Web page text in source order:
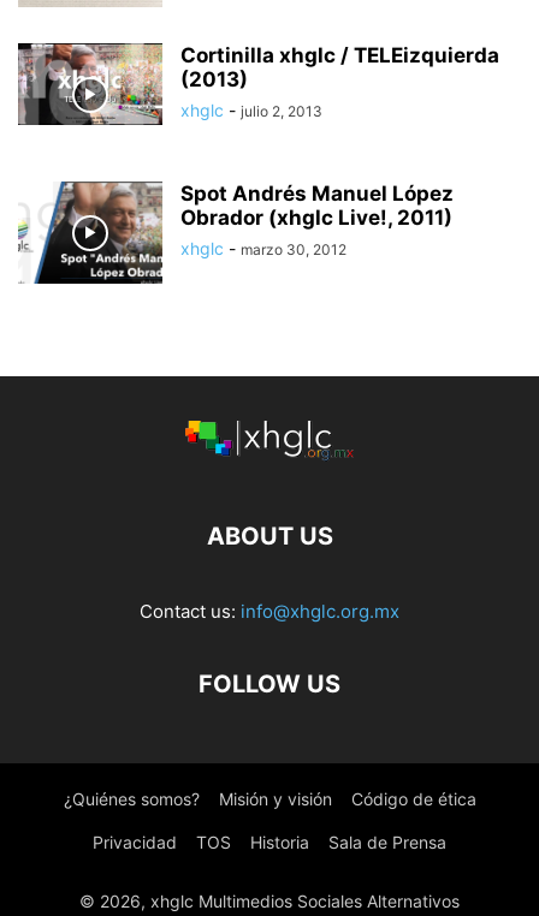
Cortinilla xhglc / TELEizquierda
(2013)
xhglc - julio 2, 2013
Spot Andrés Manuel López
Obrador (xhglc Live!, 2011)
xhglc - marzo 30, 2012
ABOUT US
Contact us: info@xhglc.org.mx
FOLLOW US
¿Quiénes somos? Misión y visión Código de ética
Privacidad TOS Historia Sala de Prensa
© 2026, xhglc Multimedios Sociales Alternativos